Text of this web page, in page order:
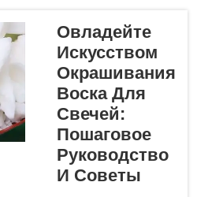
самом деле оно
довольно
интересное! Это
бесцветная
соль, что
означает, что
она не имеет
цвета. Многие
Овладейте
Искусством
Окрашивания
Воска Для
Свечей:
Пошаговое
Руководство
И Советы